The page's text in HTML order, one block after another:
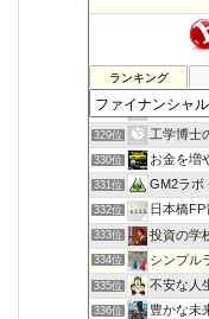
ランキング
327位 金持ち父
328位 大学生の
329位 工学博士
330位 お金を増
331位 GM2ラボ
332位 日本橋
333位 投資の学
334位 シンプル
335位 不安な人
336位 豊かな未